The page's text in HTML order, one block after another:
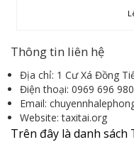
Thông tin liên hệ
Địa chỉ: 1 Cư Xá Đồng
Điện thoại: 0969 696 980
Email:
Website: taxitai.org
Trên đây là danh sách